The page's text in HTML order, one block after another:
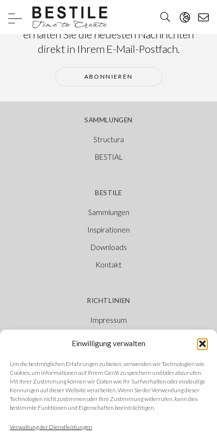
Einwilligung verwalten
Um die bestmöglichen Erfahrungen zu bieten, verwenden wir Technologien wie
Cookies, um Informationen auf Ihrem Gerät zu speichern und/oder abzurufen.
Mit Ihrer Zustimmung können wir Daten wie Ihr Surfverhalten oder eindeutige
Kennungen auf dieser Website verarbeiten. Wenn Sie der Verwendung dieser
Technologien nicht zustimmen oder Ihre Zustimmung widerrufen, kann dies
bestimmte Funktionen und Eigenschaften beeinträchtigen.
Verwaltung der Dienstleistungen
Abonnieren Sie unseren Newsletter und
erhalten Sie die neuesten Nachrichten
direkt in Ihrem E-Mail-Postfach.
ABONNIEREN
SAMMLUNGEN
Structura
BESTIAL
BESTILE
Sammlungen
Inspirationen
Downloads
Kontakt
RICHTLINIEN
Impressum
Ethischer Kanal
FOLGEN SIE UNS